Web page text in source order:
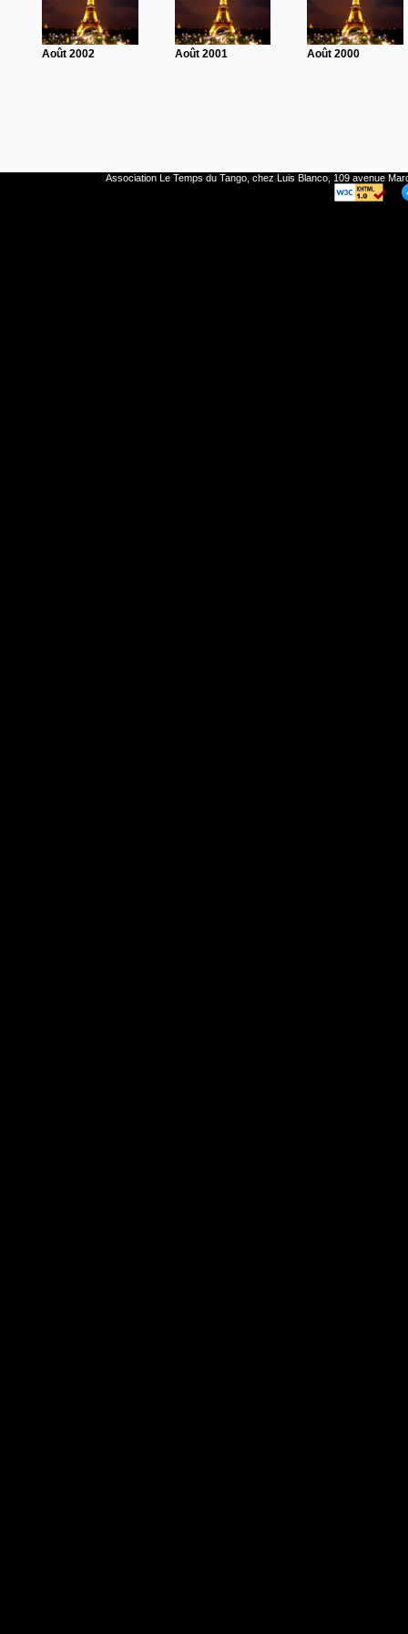
Août 2002 Août 2001 Août 2000
Association Le Temps du Tango, chez Luis Blanco, 109 avenue